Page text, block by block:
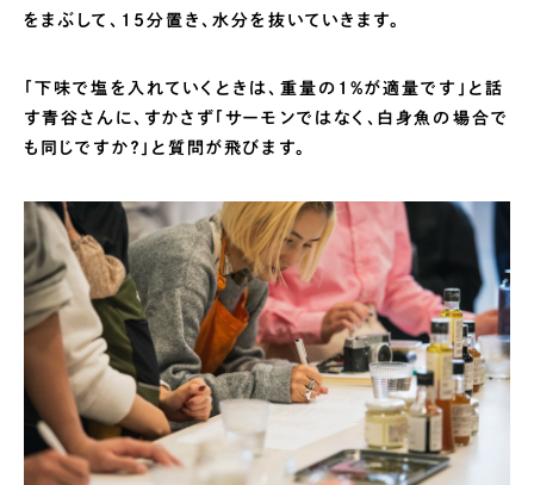
をまぶして、15分置き、水分を抜いていきます。
「下味で塩を入れていくときは、重量の1%が適量です」と話
す青谷さんに、すかさず「サーモンではなく、白身魚の場合で
も同じですか？」と質問が飛びます。